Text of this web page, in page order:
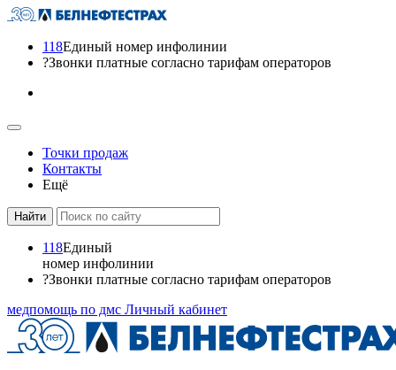
118Единый номер инфолинии
?Звонки платные согласно тарифам операторов
Точки продаж
Контакты
Ещё
118Единый
номер инфолинии
?Звонки платные согласно тарифам операторов
медпомощь по дмс Личный кабинет